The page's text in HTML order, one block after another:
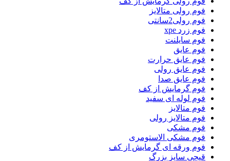
فوم رولی متالایز
فوم رولی2سانتی
فوم زرد xpe
فوم سایلنت
فوم عایق
فوم عایق حرارت
فوم عایق رولی
فوم عایق صدا
فوم گرمایش از کف
فوم لوله ای سفید
فوم متالایز
فوم متالایز رولی
فوم مشکی
فوم مشکی الاستومری
فوم ورقه ای گرمایش از کف
قیچی سایز بزرگ